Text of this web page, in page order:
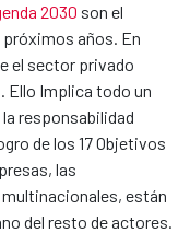
2030 son el
años. En
el sector privado
Ello Implica todo un
responsabilidad
de los 17 Objetivos
las
están
del resto de actores.